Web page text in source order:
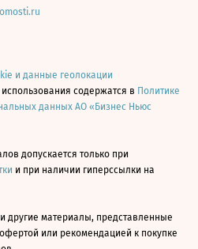
и данные геолокации
содержатся в Политике
данных АО «Бизнес Ньюс
допускается только при
и при наличии гиперссылки на
другие материалы, представленные
или рекомендацией к покупке